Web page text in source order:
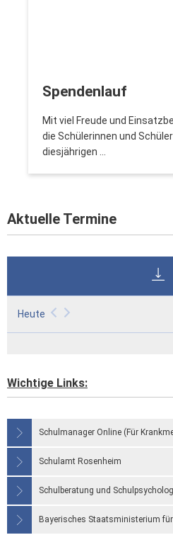
Spendenlauf
Mit viel Freude und
die Schülerinnen und
diesjährigen …
Aktuelle Termine
Heute
Wichtige Links:
Schulmanager Online (Für
Schulamt Rosenheim
Schulberatung und
Bayerisches Staatsministerium